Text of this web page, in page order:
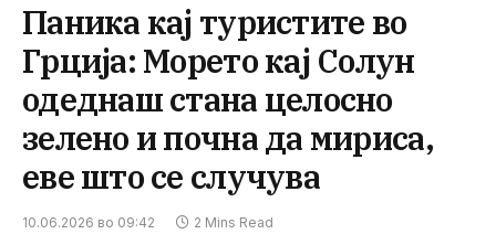
Паника кај туристите во
Грција: Морето кај Солун
одеднаш стана целосно
зелено и почна да мириса,
еве што се случува
10.06.2026 во 09:42 2 Mins Read